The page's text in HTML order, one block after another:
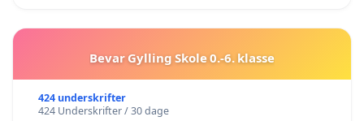
Bevar Gylling Skole 0.-6. klasse
424 underskrifter
424 Underskrifter / 30 dage